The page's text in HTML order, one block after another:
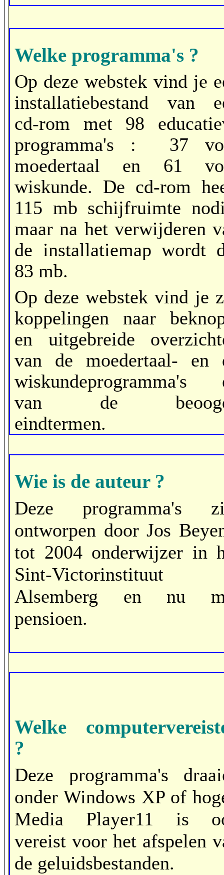
Welke programma's ?
Op deze webstek vind je
installatiebestand van
cd-rom met 98
programma's : 37
moedertaal en 61
wiskunde. De cd-rom
115 mb schijfruimte
maar na het verwijderen
de installatiemap wordt
83 mb.
Op deze webstek vind je
koppelingen naar
en uitgebreide
van de moedertaal- en
wiskundeprogramma's
van de
eindtermen.
Wie is de auteur ?
Deze programma's
ontworpen door Jos
tot 2004 onderwijzer in
Sint-Victorinstituut
Alsemberg en nu
pensioen.
Welke
?
Deze programma's
onder Windows XP of
Media Player11 is
vereist voor het afspelen
de geluidsbestanden.